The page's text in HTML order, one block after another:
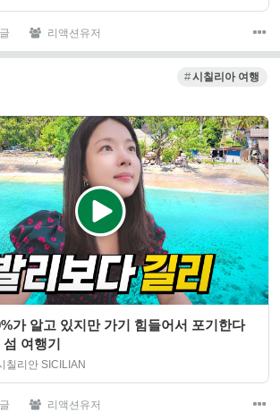
리액션유저
시칠리아 여행
가 알고 있지만 가기 힘들어서 포기한다
여행기
칠리안 SICILIAN
리액션유저